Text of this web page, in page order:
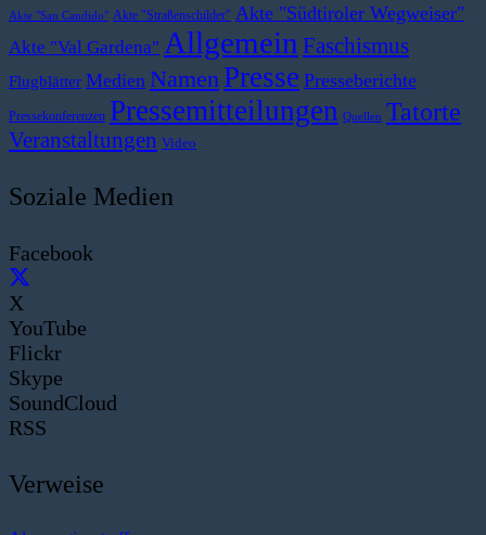
Akte "San Candido" Akte "Straßenschilder" Akte "Südtiroler Wegweiser"
Akte "Val Gardena" Allgemein Faschismus
Flugblätter Medien Namen Presse Presseberichte
Pressekonferenzen Pressemitteilungen Quellen Tatorte
Veranstaltungen Video
Soziale Medien
Facebook
X
YouTube
Flickr
Skype
SoundCloud
RSS
Verweise